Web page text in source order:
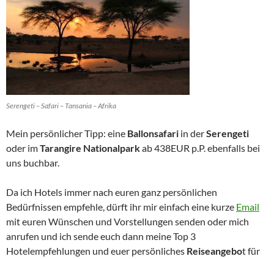
Serengeti – Safari – Tansania – Afrika
Mein persönlicher Tipp: eine Ballonsafari in derSerengeti
oder imTarangire Nationalparkab 438EUR p.P. ebenfalls bei
uns buchbar.
Da ich Hotels immer nach euren ganz persönlichen
Bedürfnissen empfehle, dürft ihr mir einfach eine kurze Email
mit euren Wünschen und Vorstellungen senden oder mich
anrufen und ich sende euch dann meine Top 3
Hotelempfehlungen und euer persönliches Reiseangebot für